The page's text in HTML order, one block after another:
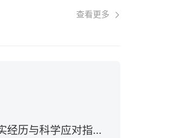
查看更多
高考复读感受：真实经历与科学应对指南（2026年）